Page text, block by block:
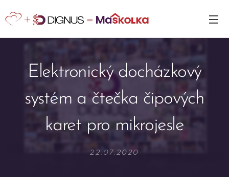
Elektronický docházkový
systém a čtečka čipových
karet pro mikrojesle
22.07.2020